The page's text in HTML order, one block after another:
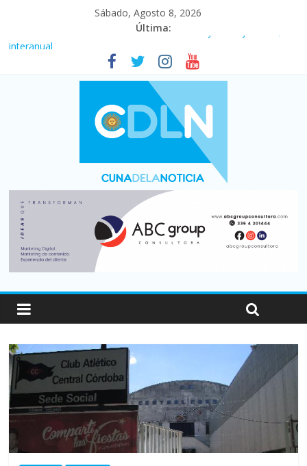
Sábado, Agosto 8, 2026
Última:
Fuerte caída de la venta de autos usados en julio: bajó un 12,6%
Central venció 1 a 0 al River de Coudet en el Monumental
La morosidad alcanzó su nivel más alto en dos décadas y ya
afecta a 400 mil deudores en Santa Fe
Desde que asumió Milei cerraron 41.000 kioscos: el sector
denuncia crisis como en 2001
Vacaciones de invierno con más movimiento y consumo
turístico: 4,6 millones de personas viajaron por el país, un 5,9%